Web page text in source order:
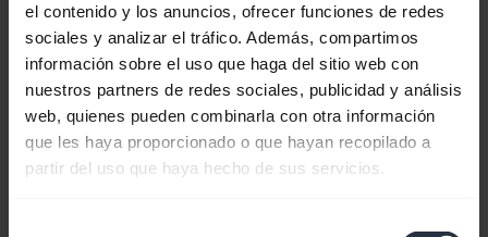
el contenido y los anuncios, ofrecer funciones de redes
sociales y analizar el tráfico. Además, compartimos
información sobre el uso que haga del sitio web con
nuestros partners de redes sociales, publicidad y análisis
web, quienes pueden combinarla con otra información
que les haya proporcionado o que hayan recopilado a
partir del uso que haya hecho de sus servicios.
Preguntas más frecuentes
Documentos de producto